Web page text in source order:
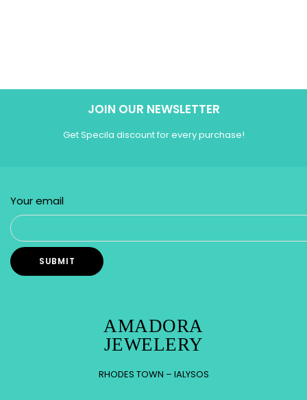
JOIN OUR NEWSLETTER
Get Specila discount for every purchase!
Your email
AMADORA
JEWELERY
RHODES TOWN – IALYSOS